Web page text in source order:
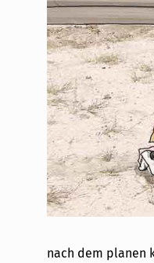
nach dem planen